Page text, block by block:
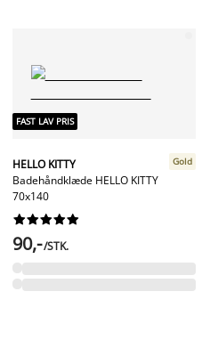
FAST LAV PRIS
HELLO KITTY
Badehåndklæde HELLO KITTY
70x140
Gold






90,-/STK.